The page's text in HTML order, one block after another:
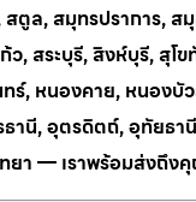
ตูล, สมุทรปราการ, ส
ว, สระบุรี, สิงห์บุรี, สุโ
ร์, หนองคาย, หนองบั
านี, อุตรดิตถ์, อุทัยธา
ยา — เราพร้อมส่งถึง